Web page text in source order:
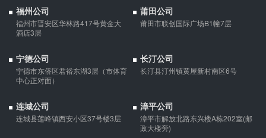
微信转账凭证能证明存在借款关系吗？
出借人只提供微信转账凭证，只能证明双方的借贷关系生效，但是
不能证明双方存在借款关系。
夫妻一方死亡后,债务怎么处理？
的，应当按夫妻共同债务处理。
福州公司
福州市晋安区华林路417号黄金大
酒店3层
莆田公司
莆田市联创国际广场B1幢7层
宁德公司
宁德市东侨区君裕东湖3层（市体育
中心正对面）
长汀公司
长汀县汀州镇黄屋新村南区6号
连城公司
连城县莲峰镇西安小区37号楼3层
漳平公司
漳平市解放北路东兴楼A栋202室(邮
政大楼旁)